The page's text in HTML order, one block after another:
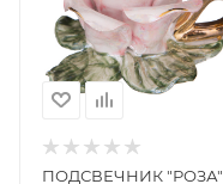
ПОДСВЕЧНИК "РОЗА"